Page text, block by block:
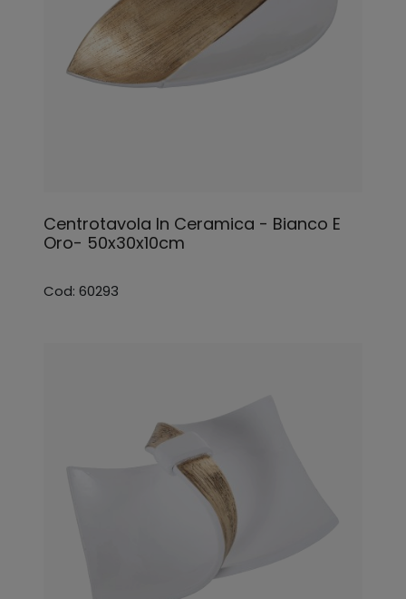
Centrotavola In Ceramica - Bianco E
Oro- 50x30x10cm
Cod: 60293